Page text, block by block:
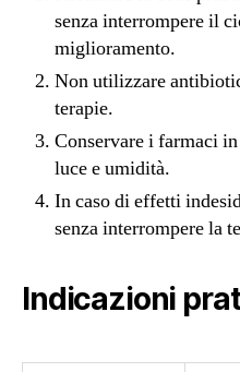
senza interrompere il
miglioramento.
Non utilizzare
terapie.
Conservare i farmaci
luce e umidità.
In caso di effetti
senza interrompere la
Indicazioni